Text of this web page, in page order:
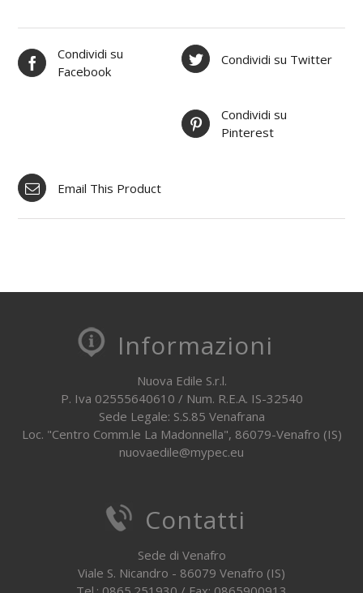
Condividi su
Facebook
Condividi su Twitter
Condividi su
Pinterest
Email This Product
Informazioni
Nuova Edile S.r.l.
P. Iva 02555640610 / Num. R.E.A. IS-32540
Sede Legale: S.S.85 Venafrana
Loc. "Centro Comm.le La Madonnella", 86079-Venafro (IS)
nuovaedile@mypec.eu
Contatti
Sede di Venafro
Viale S. Nicandro - 86079 Venafro (IS)